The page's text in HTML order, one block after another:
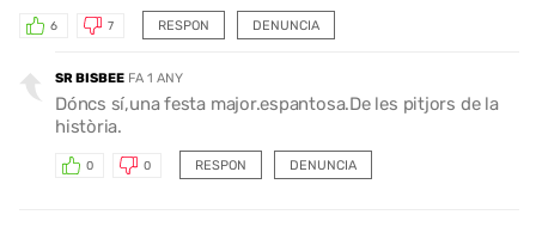
RESPON
6 7 DENUNCIA
SR BISBEE FA 1 ANY
Dóncs sí,una festa major.espantosa.De les pitjors de la
història.
RESPON
0 0 DENUNCIA